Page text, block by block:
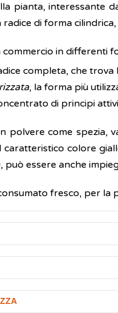
pianta, interessante
radice di forma
commercio in differenti
completa, che trova
, la forma più
di principi attivi
polvere come
colore
può essere anche
fresco, per la
della curcuma sono
e la bis-
curcuminoidi, come